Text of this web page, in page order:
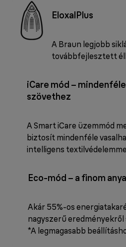
EloxalPlus
A Braun legjobb
továbbfejlesztett
iCare mód –
szövethez
A Smart iCare üzemmód
biztosít mindenféle
intelligens
Eco-mód – a finom
Akár 55%-os
nagyszerű eredményekről
*A legmagasabb